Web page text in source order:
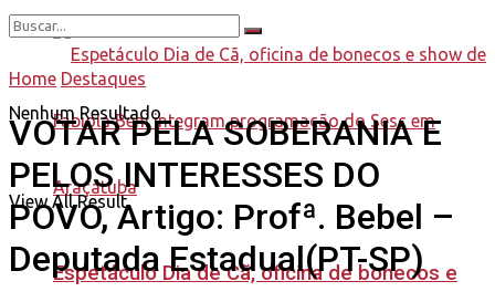
Espetáculo Dia de Cã, oficina de bonecos e
Nenhum Resultado
View All Result
Home Destaques
VOTAR PELA SOBERANIA E
PELOS INTERESSES DO
POVO, Artigo: Profª. Bebel –
Deputada Estadual(PT-SP)